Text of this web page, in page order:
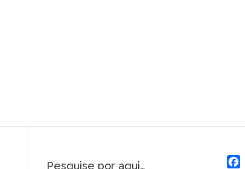
Pesquise por aqui…